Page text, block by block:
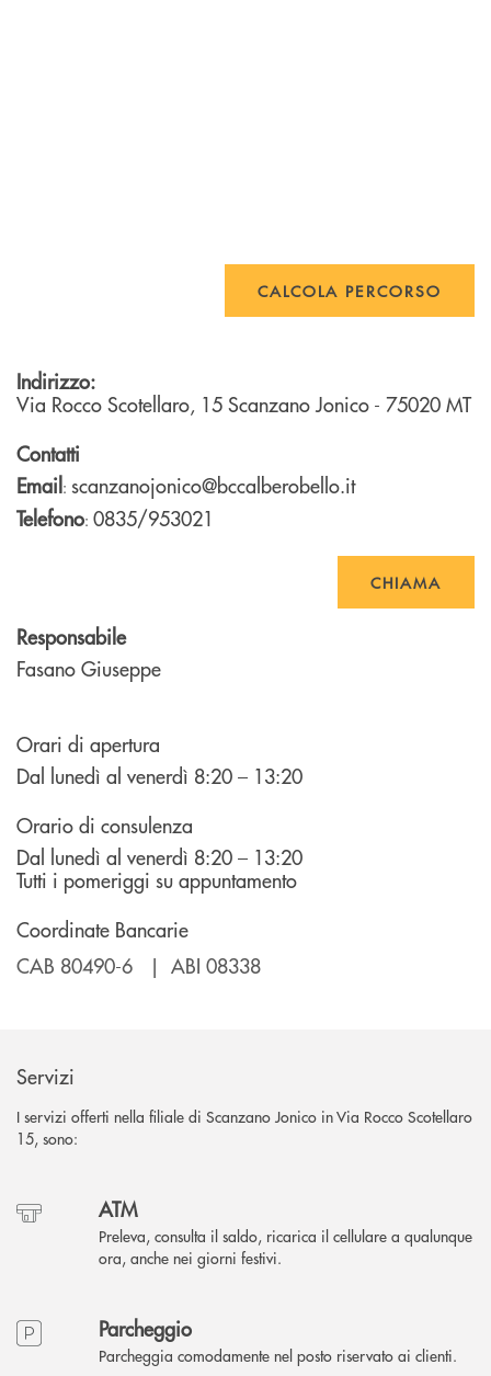
CALCOLA PERCORSO
Indirizzo:
Via Rocco Scotellaro, 15 Scanzano Jonico - 75020 MT
Contatti
Email : scanzanojonico@bccalberobello.it
Telefono: 0835/953021
CHIAMA
Responsabile
Fasano Giuseppe
Orari di apertura
Dal lunedì al venerdì 8:20 – 13:20
Orario di consulenza
Dal lunedì al venerdì 8:20 – 13:20
Tutti i pomeriggi su appuntamento
Coordinate Bancarie
CAB 80490-6 | ABI 08338
Servizi
I servizi offerti nella filiale di Scanzano Jonico in Via Rocco Scotellaro
15, sono:
ATM
Preleva, consulta il saldo, ricarica il cellulare a qualunque
ora, anche nei giorni festivi.
Parcheggio
Parcheggia comodamente nel posto riservato ai clienti.